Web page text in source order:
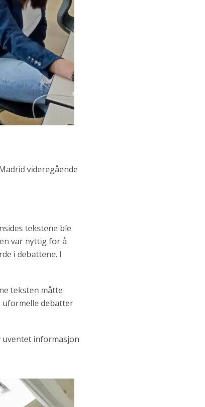
videregående
tekstene ble
var nyttig for å
i debattene. I
teksten måtte
uformelle debatter
uventet informasjon